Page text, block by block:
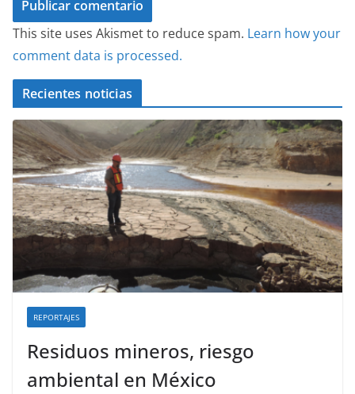
This site uses Akismet to reduce spam. Learn how your
comment data is processed.
Recientes noticias
REPORTAJES
Residuos mineros, riesgo
ambiental en México